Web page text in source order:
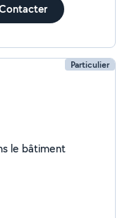
Particulier
le bâtiment